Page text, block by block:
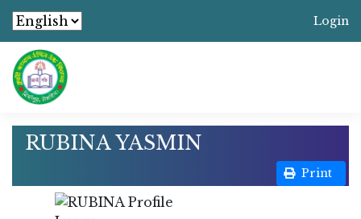
Login
RUBINA YASMIN
Print